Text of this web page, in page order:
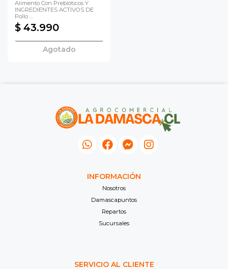
Alimento Con Prebióticos Y
INGREDIENTES ACTIVOS DE
Pollo ...
$ 43.990
Agotado
INFORMACIÓN
Nosotros
Damascapuntos
Repartos
Sucursales
SERVICIO AL CLIENTE